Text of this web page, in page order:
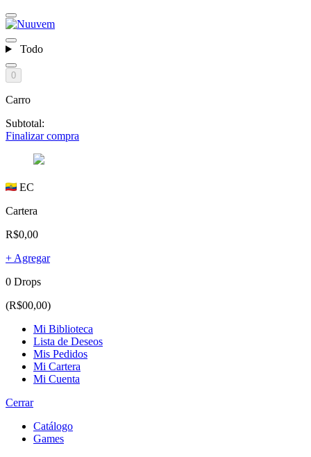
Todo
0
Carro
Subtotal:
Finalizar compra
EC
Cartera
R$0,00
+ Agregar
0 Drops
(R$00,00)
Mi Biblioteca
Lista de Deseos
Mis Pedidos
Mi Cartera
Mi Cuenta
Cerrar
Catálogo
Games